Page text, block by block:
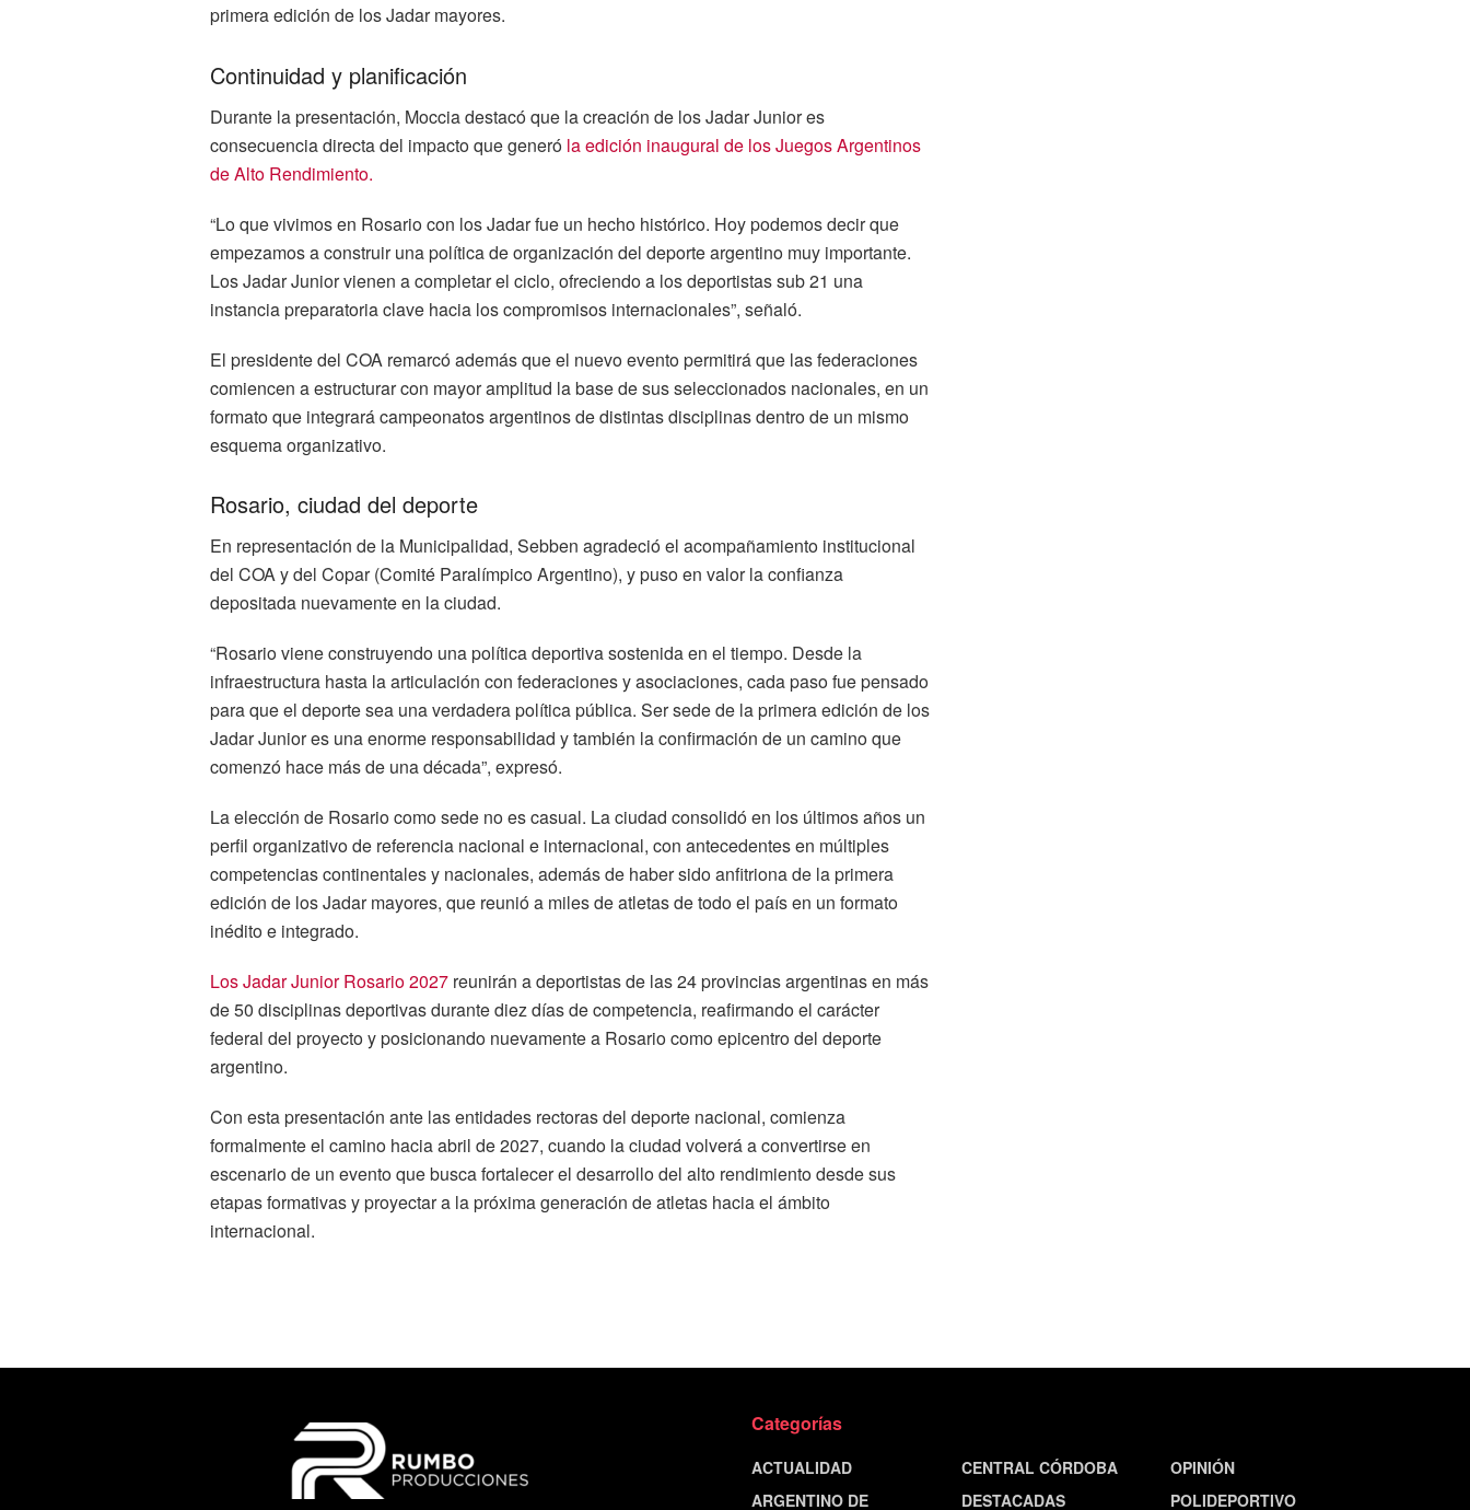
primera edición de los Jadar mayores.
Continuidad y planificación
Durante la presentación, Moccia destacó que la creación de los Jadar Junior es
consecuencia directa del impacto que generó la edición inaugural de los Juegos Argentinos
de Alto Rendimiento.
“Lo que vivimos en Rosario con los Jadar fue un hecho histórico. Hoy podemos decir que
empezamos a construir una política de organización del deporte argentino muy importante.
Los Jadar Junior vienen a completar el ciclo, ofreciendo a los deportistas sub 21 una
instancia preparatoria clave hacia los compromisos internacionales”, señaló.
El presidente del COA remarcó además que el nuevo evento permitirá que las federaciones
comiencen a estructurar con mayor amplitud la base de sus seleccionados nacionales, en un
formato que integrará campeonatos argentinos de distintas disciplinas dentro de un mismo
esquema organizativo.
Rosario, ciudad del deporte
En representación de la Municipalidad, Sebben agradeció el acompañamiento institucional
del COA y del Copar (Comité Paralímpico Argentino), y puso en valor la confianza
depositada nuevamente en la ciudad.
“Rosario viene construyendo una política deportiva sostenida en el tiempo. Desde la
infraestructura hasta la articulación con federaciones y asociaciones, cada paso fue pensado
para que el deporte sea una verdadera política pública. Ser sede de la primera edición de los
Jadar Junior es una enorme responsabilidad y también la confirmación de un camino que
comenzó hace más de una década”, expresó.
La elección de Rosario como sede no es casual. La ciudad consolidó en los últimos años un
perfil organizativo de referencia nacional e internacional, con antecedentes en múltiples
competencias continentales y nacionales, además de haber sido anfitriona de la primera
edición de los Jadar mayores, que reunió a miles de atletas de todo el país en un formato
inédito e integrado.
Los Jadar Junior Rosario 2027 reunirán a deportistas de las 24 provincias argentinas en más
de 50 disciplinas deportivas durante diez días de competencia, reafirmando el carácter
federal del proyecto y posicionando nuevamente a Rosario como epicentro del deporte
argentino.
Con esta presentación ante las entidades rectoras del deporte nacional, comienza
formalmente el camino hacia abril de 2027, cuando la ciudad volverá a convertirse en
escenario de un evento que busca fortalecer el desarrollo del alto rendimiento desde sus
etapas formativas y proyectar a la próxima generación de atletas hacia el ámbito
internacional.
Categorías
ACTUALIDAD
ARGENTINO DE
CENTRAL CÓRDOBA
DESTACADAS
OPINIÓN
POLIDEPORTIVO